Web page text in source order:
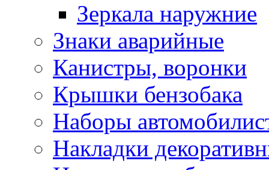
Зеркала наружние
Знаки аварийные
Канистры, воронки
Крышки бензобака
Наборы
Накладки